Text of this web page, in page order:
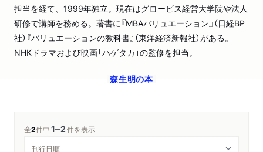
担当を経て、1999年独立。現在はグロービス経営大学院や法人
研修で講師を務める。著書に『MBAバリュエーション』（日経BP
社）『バリュエーションの教科書』（東洋経済新報社）がある。
NHKドラマおよび映画「ハゲタカ」の監修を担当。
森生明の本
全2件中1─2件を表示